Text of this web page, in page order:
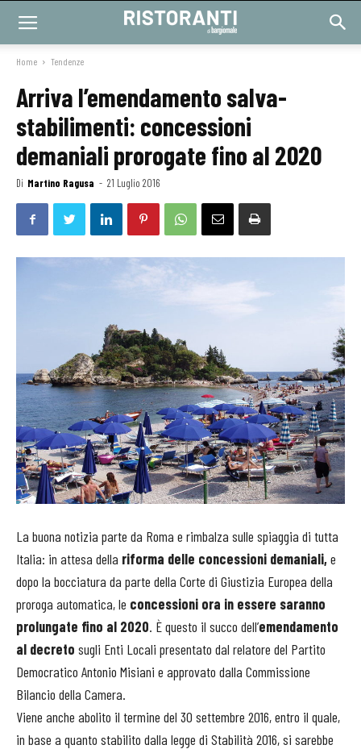
Home Tendenze
Arriva l’emendamento salva-
stabilimenti: concessioni
demaniali prorogate fino al 2020
Di Martino Ragusa - 21 Luglio 2016
La buona notizia parte da Roma e rimbalza sulle spiaggia di tutta
Italia: in attesa della riforma delle concessioni demaniali,e
dopo la bocciatura da parte della Corte di Giustizia Europea della
proroga automatica, le concessioni ora in essere saranno
prolungate fino al 2020. È questo il succo dell’emendamento
al decreto sugli Enti Locali presentato dal relatore del Partito
Democratico Antonio Misiani e approvato dalla Commissione
Bilancio della Camera.
Viene anche abolito il termine del 30 settembre 2016, entro il quale,
in base a quanto stabilito dalla legge di Stabilità 2016, si sarebbe